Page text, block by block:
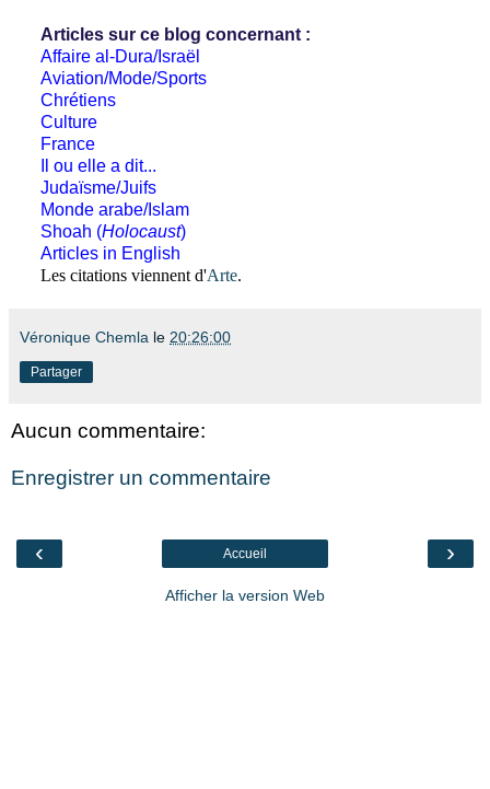
Articles sur ce blog concernant :
Affaire al-Dura/Israël
Aviation/Mode/Sports
Chrétiens
Culture
France
Il ou elle a dit...
Judaïsme/Juifs
Monde arabe/Islam
Shoah (Holocaust)
Articles in English
Les citations viennent d'Arte.
Véronique Chemla le 20:26:00
Partager
Aucun commentaire:
Enregistrer un commentaire
‹ ›
Accueil
Afficher la version Web